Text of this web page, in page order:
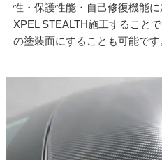
性・保護性能・自己修復機能
XPEL STEALTH施工すること
の塗装面にすることも可能です